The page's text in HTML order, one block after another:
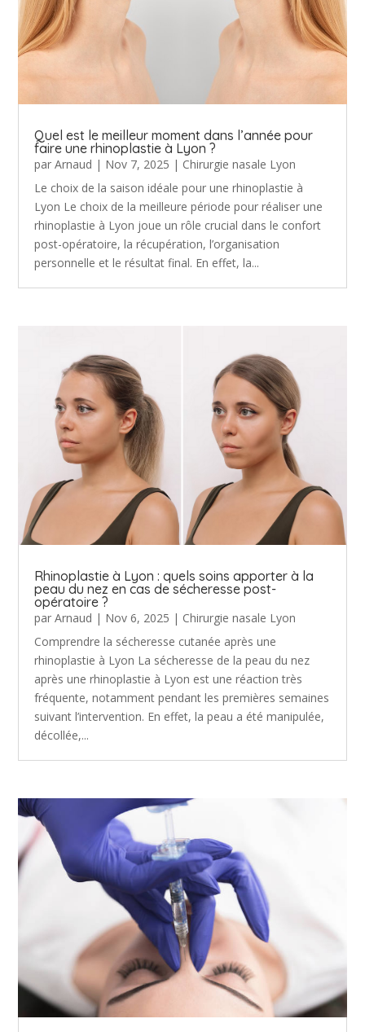
Quel est le meilleur moment dans l’année pour
faire une rhinoplastie à Lyon ?
parArnaud | Nov 7, 2025 | Chirurgie nasale Lyon
Le choix de la saison idéale pour une rhinoplastie à
Lyon Le choix de la meilleure période pour réaliser une
rhinoplastie à Lyon joue un rôle crucial dans le confort
post-opératoire, la récupération, l’organisation
personnelle et le résultat final. En effet, la...
Rhinoplastie à Lyon : quels soins apporter à la
peau du nez en cas de sécheresse post-
opératoire ?
parArnaud | Nov 6, 2025 | Chirurgie nasale Lyon
Comprendre la sécheresse cutanée après une
rhinoplastie à Lyon La sécheresse de la peau du nez
après une rhinoplastie à Lyon est une réaction très
fréquente, notamment pendant les premières semaines
suivant l’intervention. En effet, la peau a été manipulée,
décollée,...